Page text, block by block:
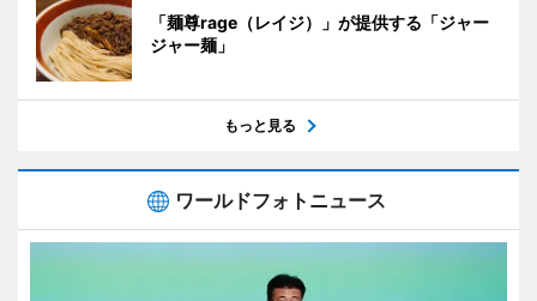
「麺尊rage（レイジ）」が提供する「ジャー
ジャー麺」
もっと見る
ワールドフォトニュース